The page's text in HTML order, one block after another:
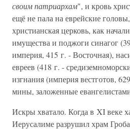
своим патриархам", и кровь
ещё не пала на еврейские
христианская церковь, как
имущества и поджоги синагог
империя, 415 г. - Восточная),
евреев (418 г. -
изгнания (империя вестготов,
мины, заложенные
Искры хватало. Когда в XI веке
Иерусалиме разрушил храм